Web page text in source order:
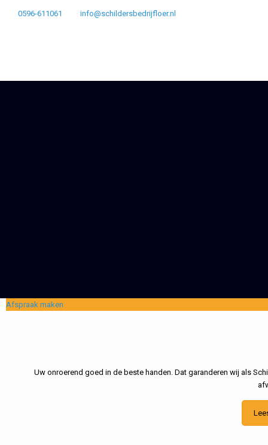
0596-611061 info@schildersbedrijfloer.nl
Afspraak maken
Uw onroerend goed in de beste handen. Dat garanderen wij als